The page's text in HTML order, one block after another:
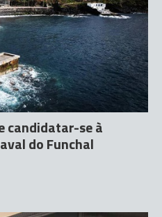
candidatar-se à
do Funchal